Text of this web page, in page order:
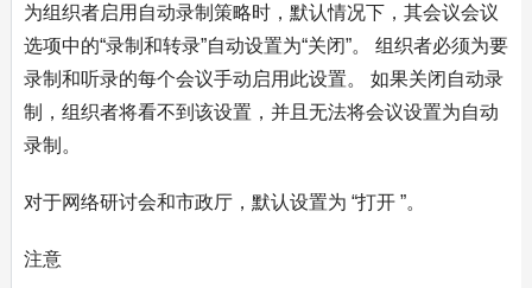
为组织者启用自动录制策略时，默认情况下，其会议会议
选项中的“录制和转录”自动设置为“关闭”。 组织者必须为要
录制和听录的每个会议手动启用此设置。 如果关闭自动录
制，组织者将看不到该设置，并且无法将会议设置为自动
录制。
对于网络研讨会和市政厅，默认设置为 “打开 ”。
注意